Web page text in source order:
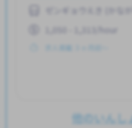
ゼンギョウえき (かなが
1,050 - 1,313/hour
求人掲載 ３ヶ月前〜
他のいんし